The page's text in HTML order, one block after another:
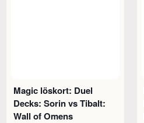
Magic löskort: Duel
Decks: Sorin vs Tibalt:
Wall of Omens